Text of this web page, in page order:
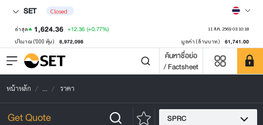
SET Closed
ล่าสุด 1,624.36 +12.36 (+0.77%) 11 ส.ค. 2569 03:10:18
ปริมาณ ('000 หุ้น) 8,972,098 มูลค่า (ล้านบาท) 61,741.00
ค้นหาชื่อย่อ
/ Factsheet
หน้าหลัก ... ราคา
SPRC